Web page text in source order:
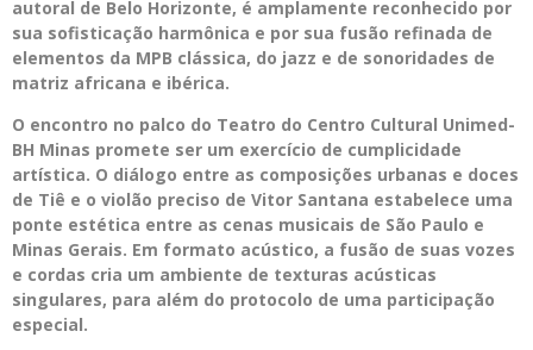
autoral de Belo Horizonte, é amplamente reconhecido por
sua sofisticação harmônica e por sua fusão refinada de
elementos da MPB clássica, do jazz e de sonoridades de
matriz africana e ibérica.
O encontro no palco do Teatro do Centro Cultural Unimed-
BH Minas promete ser um exercício de cumplicidade
artística. O diálogo entre as composições urbanas e doces
de Tiê e o violão preciso de Vitor Santana estabelece uma
ponte estética entre as cenas musicais de São Paulo e
Minas Gerais. Em formato acústico, a fusão de suas vozes
e cordas cria um ambiente de texturas acústicas
singulares, para além do protocolo de uma participação
especial.